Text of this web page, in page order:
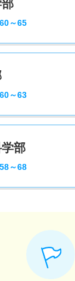
～65
～63
学部
～68